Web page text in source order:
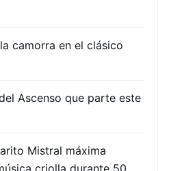
camorra en el clásico
Ascenso que parte este
Mistral máxima
criolla durante 50…